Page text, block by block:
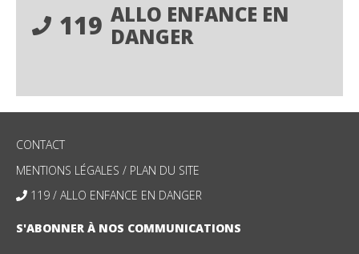
119 ALLO ENFANCE EN
DANGER
CONTACT
MENTIONS LÉGALES / PLAN DU SITE
119 / ALLO ENFANCE EN DANGER
S'ABONNER À NOS COMMUNICATIONS